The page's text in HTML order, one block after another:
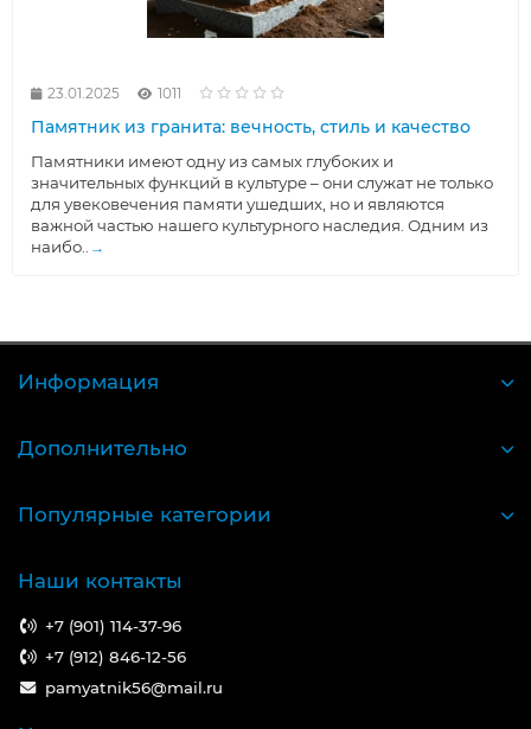
23.01.2025 1011
Памятник из гранита: вечность, стиль и качество
Памятники имеют одну из самых глубоких и
значительных функций в культуре – они служат не только
для увековечения памяти ушедших, но и являются
важной частью нашего культурного наследия. Одним из
наибо.. →
Информация
Дополнительно
Популярные категории
Наши контакты
+7 (901) 114-37-96
+7 (912) 846-12-56
pamyatnik56@mail.ru